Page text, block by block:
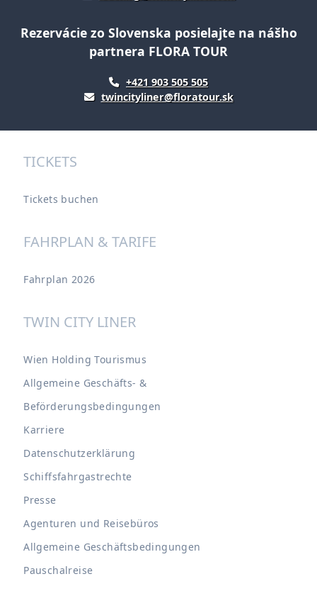
Rezervácie zo Slovenska posielajte na nášho
partnera FLORA TOUR
+421 903 505 505
twincityliner@floratour.sk
TICKETS
Tickets buchen
FAHRPLAN & TARIFE
Fahrplan 2026
TWIN CITY LINER
Wien Holding Tourismus
Allgemeine Geschäfts- &
Beförderungsbedingungen
Karriere
Datenschutzerklärung
Schiffsfahrgastrechte
Presse
Agenturen und Reisebüros
Allgemeine Geschäftsbedingungen
Pauschalreise